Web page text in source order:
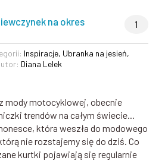
na okres
1
Inspiracje, Ubranka na jesień,
Diana Lelek
mody motocyklowej, obecnie
trendów na całym świecie...
która weszła do modowego
nie rozstajemy się do dziś. Co
kurtki pojawiają się regularnie